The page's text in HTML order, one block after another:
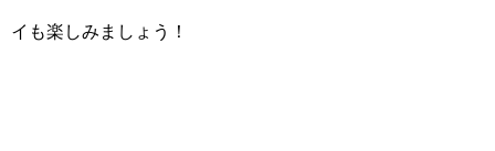
イも楽しみましょう！